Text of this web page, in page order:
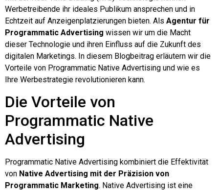
Werbetreibende ihr ideales Publikum ansprechen und in
Echtzeit auf Anzeigenplatzierungen bieten. Als Agentur für
Programmatic Advertising wissen wir um die Macht
dieser Technologie und ihren Einfluss auf die Zukunft des
digitalen Marketings. In diesem Blogbeitrag erläutern wir die
Vorteile von Programmatic Native Advertising und wie es
Ihre Werbestrategie revolutionieren kann.
Die Vorteile von
Programmatic Native
Advertising
Programmatic Native Advertising kombiniert die Effektivität
von Native Advertising mit der Präzision von
Programmatic Marketing. Native Advertising ist eine